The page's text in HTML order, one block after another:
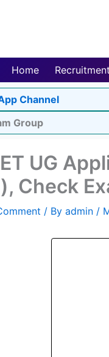
Home
Channel
Group
UG
Check
/ By admin /